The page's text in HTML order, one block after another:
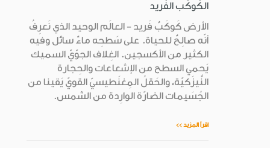
الكَوكَب الفَريد
الأرض كَوكَبٌ فَريد - العالَم الوحيد الذي نَعرِفُ
أنّه صالِحٌ للحياة. على سَطحِه ماءٌ سائل وفيه
الكثير من الأكسجين. الغِلاف الجوّيّ السميك
يَحمي السطح من الإشعاعات والحِجارة
النَّيزَكيّة، والحَقلُ المِغنَطيسيّ القويّ يَقينا من
الجُسَيمات الضارّة الوارِدة من الشمس.
اقرأ المزيد >>